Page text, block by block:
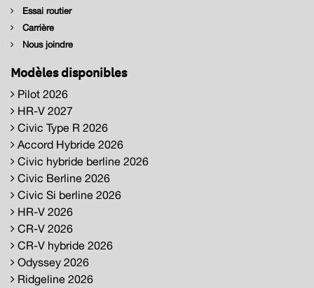
Essai routier
Carrière
Nous joindre
Modèles disponibles
Pilot 2026
HR-V 2027
Civic Type R 2026
Accord Hybride 2026
Civic hybride berline 2026
Civic Berline 2026
Civic Si berline 2026
HR-V 2026
CR-V 2026
CR-V hybride 2026
Odyssey 2026
Ridgeline 2026